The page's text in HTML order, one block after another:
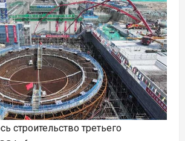
строительство третьего